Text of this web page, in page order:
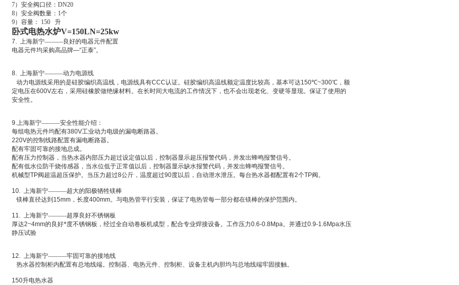
7）安全阀口径：DN20
8）安全阀数量：1个
9）容量： 150 升
卧式电热水炉V=150LN=25kw
7. 上海新宁———良好的电器元件配置
电器元件均采购高品牌—“正泰”。
8. 上海新宁———动力电源线
动力电源线采用的是硅胶编织高温线，电源线具有CCC认证。硅胶编织高温线额定温度比较高，基本可达150℃~300℃，额
定电压在600V左右，采用硅橡胶做绝缘材料。在长时间大电流的工作情况下，也不会出现老化、变硬等显现。保证了使用的
安全性。
9.上海新宁———安全性能介绍：
每组电热元件均配有380V工业动力电级的漏电断路器。
220V的控制线路配置有漏电断路器。
配有牢固可靠的接地总成。
配有压力控制器，当热水器内部压力超过设定值以后，控制器显示超压报警代码，并发出蜂鸣报警信号。
配有低水位防干烧传感器，当水位低于正常值以后，控制器显示缺水报警代码，并发出蜂鸣报警信号。
机械型TP阀超温超压保护。当压力超过8公斤，温度超过90度以后，自动泄水泄压。每台热水器都配置有2个TP阀。
10. 上海新宁———超大的阳极牺牲镁棒
镁棒直径达到 15mm ，长度400mm。与电热管平行安装，保证了电热管每一部分都在镁棒的保护范围内。
11. 上海新宁———超厚良好不锈钢板
厚达2~4mm的良好*度不锈钢板，经过全自动卷板机成型，配合专业焊接设备。工作压力0.6-0.8Mpa。并通过0.9-1.6Mpa水压
静压试验
12. 上海新宁———牢固可靠的接地线
热水器控制柜内配置有总地线端。控制器、电热元件、控制柜、设备主机内胆均与总地线端牢固接触。
150升电热水器